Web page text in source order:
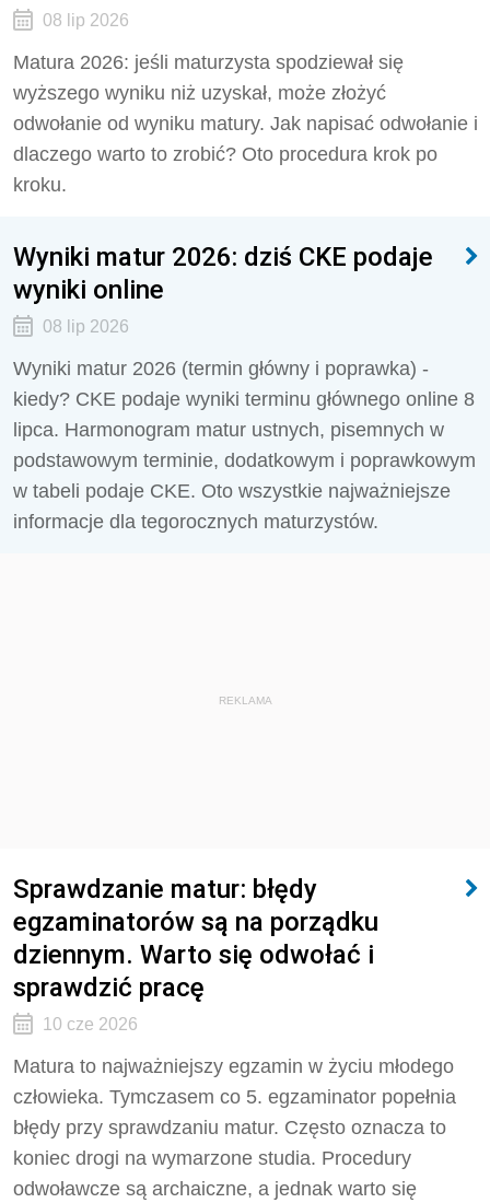
08 lip 2026
Matura 2026: jeśli maturzysta spodziewał się
wyższego wyniku niż uzyskał, może złożyć
odwołanie od wyniku matury. Jak napisać odwołanie i
dlaczego warto to zrobić? Oto procedura krok po
kroku.
Wyniki matur 2026: dziś CKE podaje
wyniki online
08 lip 2026
Wyniki matur 2026 (termin główny i poprawka) -
kiedy? CKE podaje wyniki terminu głównego online 8
lipca. Harmonogram matur ustnych, pisemnych w
podstawowym terminie, dodatkowym i poprawkowym
w tabeli podaje CKE. Oto wszystkie najważniejsze
informacje dla tegorocznych maturzystów.
REKLAMA
Sprawdzanie matur: błędy
egzaminatorów są na porządku
dziennym. Warto się odwołać i
sprawdzić pracę
10 cze 2026
Matura to najważniejszy egzamin w życiu młodego
człowieka. Tymczasem co 5. egzaminator popełnia
błędy przy sprawdzaniu matur. Często oznacza to
koniec drogi na wymarzone studia. Procedury
odwoławcze są archaiczne, a jednak warto się